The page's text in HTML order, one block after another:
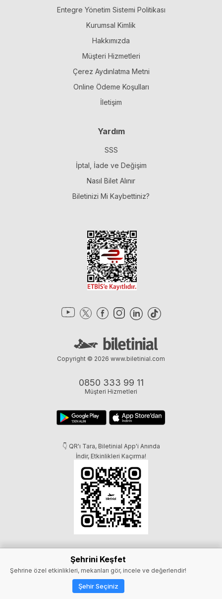
Şehrini Keşfet
Şehrine özel etkinlikleri, mekanları gör, incele ve değerlendir!
Şehir Seçiniz
Entegre Yönetim Sistemi Politikası
Kurumsal Kimlik
Hakkımızda
Müşteri Hizmetleri
Çerez Aydınlatma Metni
Online Ödeme Koşulları
İletişim
Yardım
SSS
İptal, İade ve Değişim
Nasıl Bilet Alınır
Biletinizi Mi Kaybettiniz?
0850 333 99 11
Müşteri Hizmetleri
👇 QR'ı Tara, Biletinial App'i Anında
İndir, Etkinlikleri Kaçırma!
Copyright © 2026 www.biletinial.com